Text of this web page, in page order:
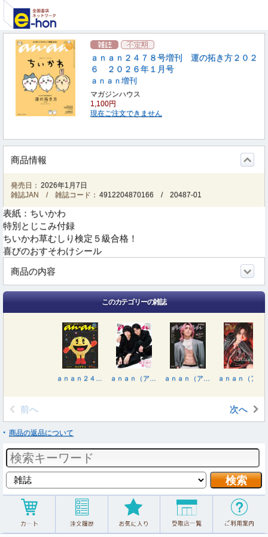
ａｎａｎ２４７８号増刊 運の拓き方２０２
６ ２０２６年１月号
ａｎａｎ増刊
マガジンハウス
1,100円
現在ご注文できません
商品情報
発売日： 2026年1月7日
雑誌JAN / 雑誌コード： 4912204870166 /20487-01
表紙：ちいかわ
特別とじこみ付録
ちいかわ草むしり検定５級合格！
喜びのおすそわけシール
商品の内容
このカテゴリーの雑誌
前へ 次へ
商品の返品について